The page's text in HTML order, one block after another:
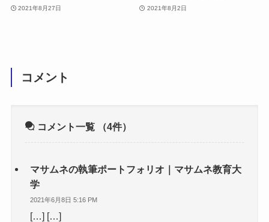
2021年8月27日 2021年8月2日
コメント
コメント一覧 （4件）
マサムネの執筆ポートフォリオ｜マサムネ教育大
学
2021年6月8日 5:16 PM
[…] […]